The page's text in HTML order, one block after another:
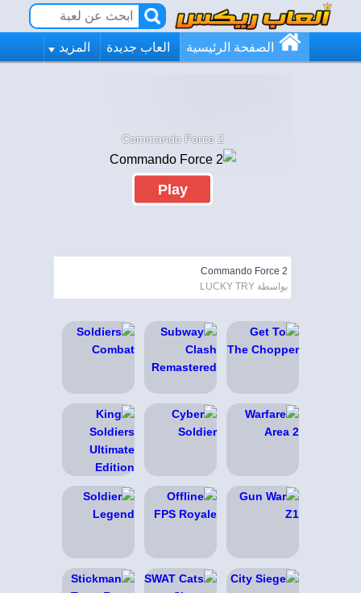
الصفحة الرئيسية العاب جديدة المزيد
Commando Force 2
Play
Commando Force 2
بواسطة LUCKY TRY